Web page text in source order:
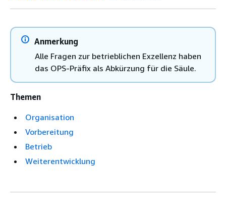
Anmerkung
Alle Fragen zur betrieblichen Exzellenz haben
das OPS-Präfix als Abkürzung für die Säule.
Themen
Organisation
Vorbereitung
Betrieb
Weiterentwicklung